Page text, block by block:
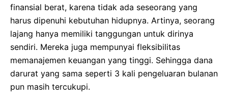
finansial berat, karena tidak ada seseorang yang
harus dipenuhi kebutuhan hidupnya. Artinya, seorang
lajang hanya memiliki tanggungan untuk dirinya
sendiri. Mereka juga mempunyai fleksibilitas
memanajemen keuangan yang tinggi. Sehingga dana
darurat yang sama seperti 3 kali pengeluaran bulanan
pun masih tercukupi.